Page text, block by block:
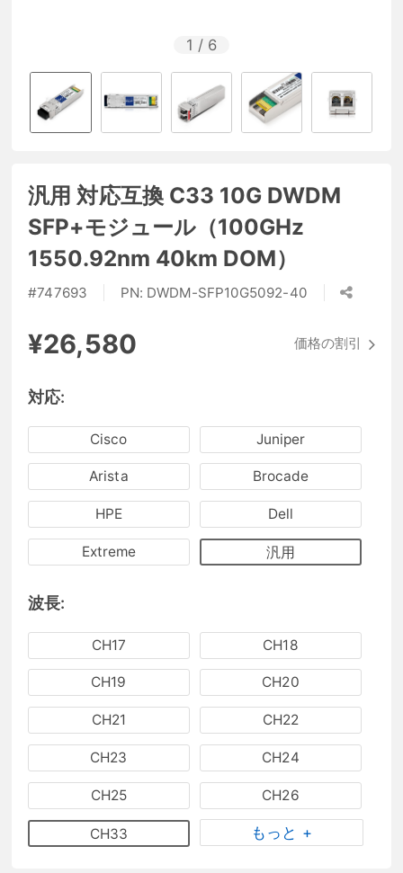
1 / 6
汎用 対応互換 C33 10G DWDM
SFP+モジュール（100GHz
1550.92nm 40km DOM）
#747693 PN: DWDM-SFP10G5092-40
¥26,580 価格の割引
対応:
Cisco Juniper
Arista Brocade
HPE Dell
Extreme 汎用
波長:
CH17 CH18
CH19 CH20
CH21 CH22
CH23 CH24
CH25 CH26
CH33 もっと +